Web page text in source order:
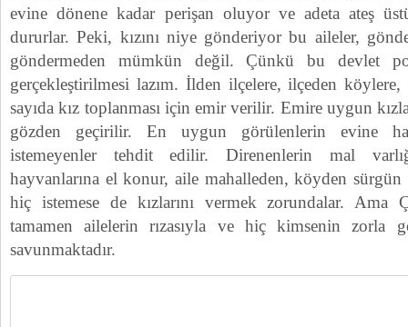
evine dönene kadar perişan oluyor ve adeta ateş
dururlar. Peki, kızını niye gönderiyor bu aileler,
göndermeden mümkün değil. Çünkü bu devlet
gerçekleştirilmesi lazım. İlden ilçelere, ilçeden
sayıda kız toplanması için emir verilir. Emire uygun
gözden geçirilir. En uygun görülenlerin evine
istemeyenler tehdit edilir. Direnenlerin mal
hayvanlarına el konur, aile mahalleden, köyden sürgün
hiç istemese de kızlarını vermek zorundalar.
tamamen ailelerin rızasıyla ve hiç kimsenin zorla
savunmaktadır.